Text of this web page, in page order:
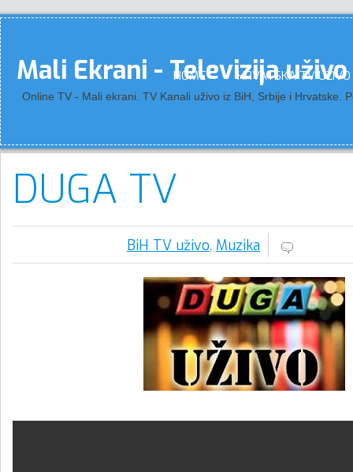
Mali Ekrani - Televizija uživo
Online TV - Mali ekrani. TV Kanali uživo iz BiH, Srbije i Hrvatske.
HOME HRVATSKA TV UŽIVO
DUGA TV
BiH TV uživo, Muzika